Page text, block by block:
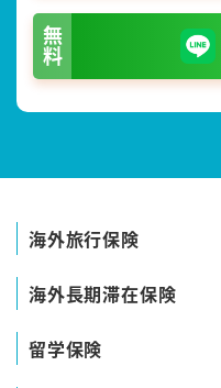
無料
海外旅行保険
海外長期滞在保険
留学保険